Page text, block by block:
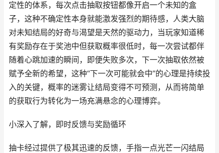
定性的体系，每次点击抽取按钮都像开启一个未知的盒
子，这种不确定性本身就能激发强烈的期待感，人类大脑
对未知结局的好奇与渴望是天然的驱动力，当玩家知道稀
有奖励存在于奖池中但获取概率很低时，每一次尝试都伴
随着心跳加速的瞬间，即便失败多次，下一次抽取依然被
赋予全新的希望，这种“下一次可能就会中”的心理是持续投
入的关键，概率的迷雾让结局变得不可预测，从而将简单
的获取行为转化为一场充满悬念的心理博弈。
小深入了解，即时反馈与奖励循环
抽卡经过提供了极其迅速的反馈，手指一点光芒一闪结局